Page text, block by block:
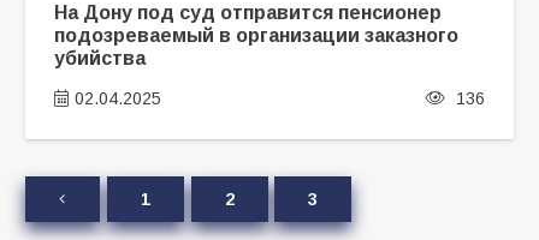
На Дону под суд отправится пенсионер
подозреваемый в организации заказного
убийства
02.04.2025 136
1 2 3